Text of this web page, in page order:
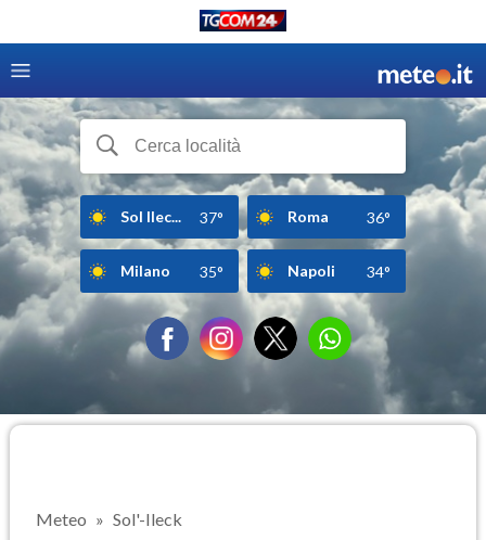
Sol Ilec... 37° Roma 36°
Milano 35° Napoli 34°
Meteo Sol'-Ileck